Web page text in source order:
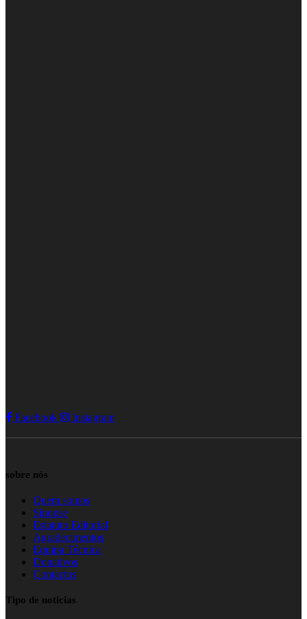
Facebook Instagram
sobre nós
Quem somos
Sinopse
Estatuto Editorial
Agradecimentos
Equipa Técnica
Donativos
Contactos
Tipo de notícias